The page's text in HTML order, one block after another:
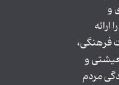
و
فرهنگی،
و
مردم